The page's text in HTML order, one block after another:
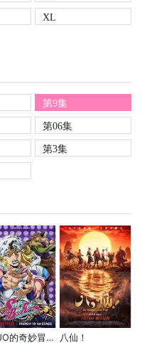
XL
第9集
第06集
第3集
JOJO的奇妙冒险 飙马野郎 八仙！